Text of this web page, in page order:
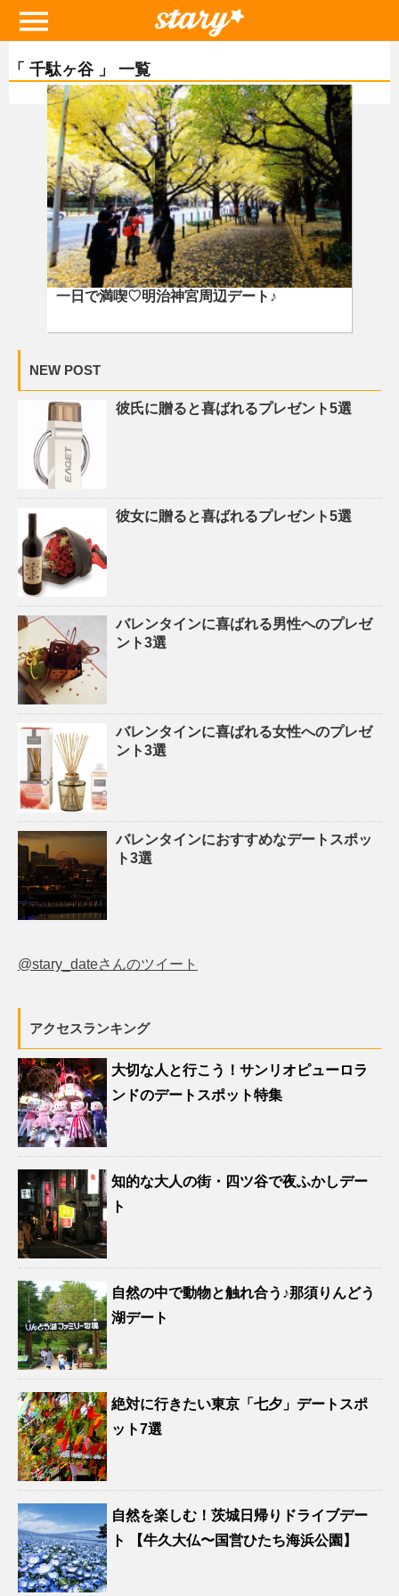
「 千駄ヶ谷 」 一覧
一日で満喫♡明治神宮周辺デート♪
NEW POST
彼氏に贈ると喜ばれるプレゼント5選
彼女に贈ると喜ばれるプレゼント5選
バレンタインに喜ばれる男性へのプレゼ
ント3選
バレンタインに喜ばれる女性へのプレゼ
ント3選
バレンタインにおすすめなデートスポッ
ト3選
@stary_dateさんのツイート
アクセスランキング
大切な人と行こう！サンリオピューロラ
ンドのデートスポット特集
知的な大人の街・四ツ谷で夜ふかしデー
ト
自然の中で動物と触れ合う♪那須りんどう
湖デート
絶対に行きたい東京「七夕」デートスポ
ット7選
自然を楽しむ！茨城日帰りドライブデー
ト 【牛久大仏〜国営ひたち海浜公園】